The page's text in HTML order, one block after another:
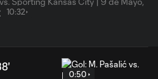
10:32
0:50